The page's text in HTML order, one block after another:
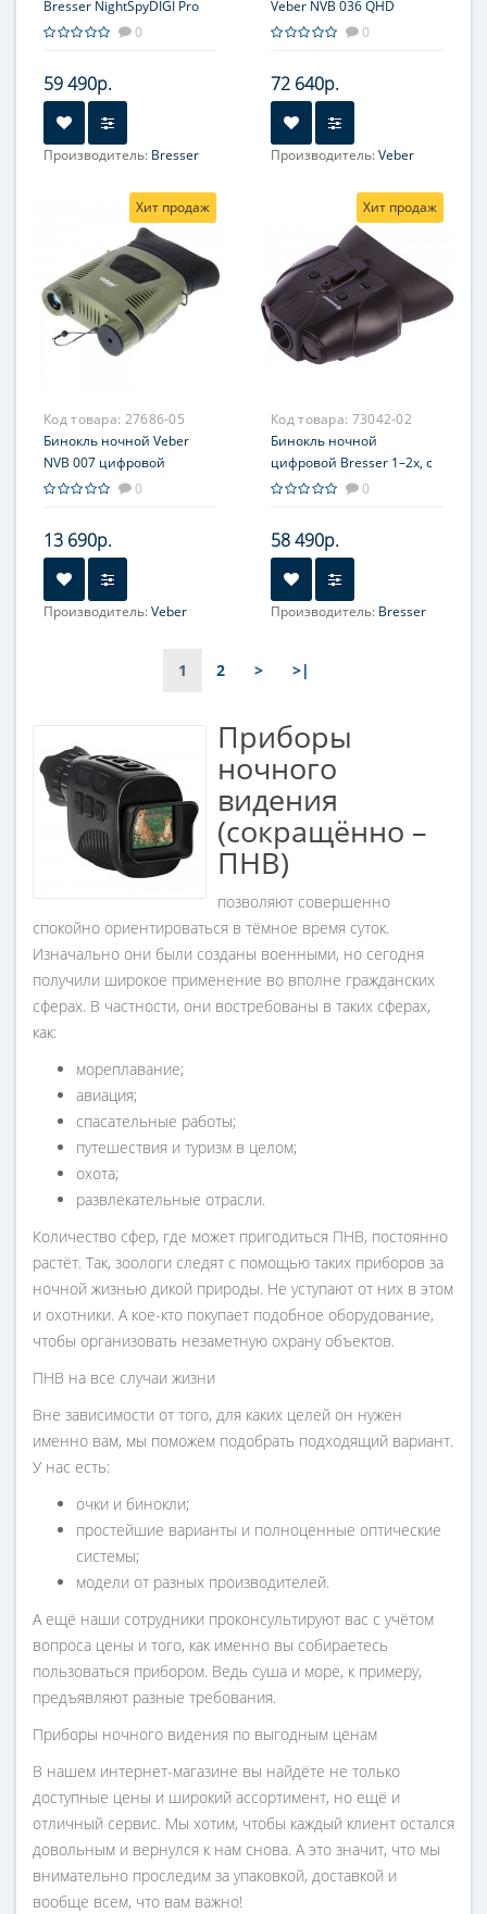
Bresser NightSpyDIGI Pro
FHD 3,6x, цифровой
0
59 490р.
Производитель: Bresser
(оптическое), 3
(цифровое), 10,8
(максимальное)
Veber NVB 036 QHD
цифровой
0
72 640р.
Производитель:Veber
Хит продаж
Код товара: 27686-05
Бинокль ночной Veber
NVB 007 цифровой
0
13 690р.
Производитель:Veber
Хит продаж
Код товара: 73042-02
Бинокль ночной
цифровой Bresser 1–2x, с
креплением на голову
0
58 490р.
Производитель: Bresser
Фокусировка:
1 2 > >|
Приборы
ночного
видения
(сокращённо –
ПНВ)
позволяют совершенно
спокойно ориентироваться в тёмное время суток.
Изначально они были созданы военными, но сегодня
получили широкое применение во вполне гражданских
сферах. В частности, они востребованы в таких сферах,
как:
мореплавание;
авиация;
спасательные работы;
путешествия и туризм в целом;
охота;
развлекательные отрасли.
Количество сфер, где может пригодиться ПНВ, постоянно
растёт. Так, зоологи следят с помощью таких приборов за
ночной жизнью дикой природы. Не уступают от них в этом
и охотники. А кое-кто покупает подобное оборудование,
чтобы организовать незаметную охрану объектов.
ПНВ на все случаи жизни
Вне зависимости от того, для каких целей он нужен
именно вам, мы поможем подобрать подходящий вариант.
У нас есть:
очки и бинокли;
простейшие варианты и полноценные оптические
системы;
модели от разных производителей.
А ещё наши сотрудники проконсультируют вас с учётом
вопроса цены и того, как именно вы собираетесь
пользоваться прибором. Ведь суша и море, к примеру,
предъявляют разные требования.
Приборы ночного видения по выгодным ценам
В нашем интернет-магазине вы найдёте не только
доступные цены и широкий ассортимент, но ещё и
отличный сервис. Мы хотим, чтобы каждый клиент остался
довольным и вернулся к нам снова. А это значит, что мы
внимательно проследим за упаковкой, доставкой и
вообще всем, что вам важно!